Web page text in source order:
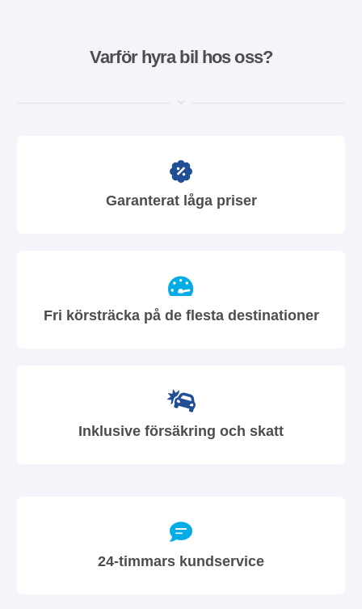
Varför hyra bil hos oss?
Garanterat låga priser
Fri körsträcka på de flesta destinationer
Inklusive försäkring och skatt
24-timmars kundservice